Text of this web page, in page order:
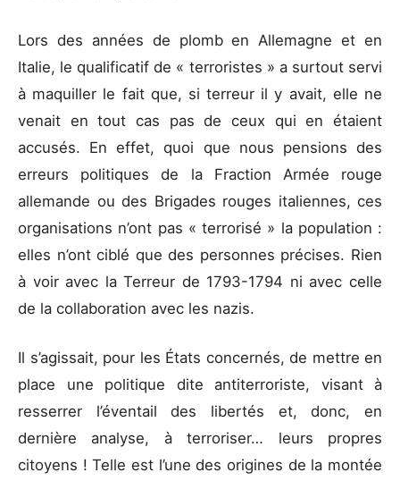
Lors des années de plomb en Allemagne et en
Italie, le qualificatif de « terroristes » a surtout servi
à maquiller le fait que, si terreur il y avait, elle ne
venait en tout cas pas de ceux qui en étaient
accusés. En effet, quoi que nous pensions des
erreurs politiques de la Fraction Armée rouge
allemande ou des Brigades rouges italiennes, ces
organisations n’ont pas « terrorisé » la population :
elles n’ont ciblé que des personnes précises. Rien
à voir avec la Terreur de 1793-1794 ni avec celle
de la collaboration avec les nazis.
Il s’agissait, pour les États concernés, de mettre en
place une politique dite antiterroriste, visant à
resserrer l’éventail des libertés et, donc, en
dernière analyse, à terroriser… leurs propres
citoyens ! Telle est l’une des origines de la montée